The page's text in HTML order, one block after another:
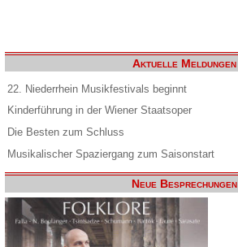
Aktuelle Meldungen
22. Niederrhein Musikfestivals beginnt
Kinderführung in der Wiener Staatsoper
Die Besten zum Schluss
Musikalischer Spaziergang zum Saisonstart
Neue Besprechungen